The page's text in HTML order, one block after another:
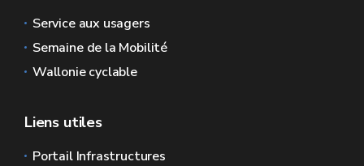
Service aux usagers
Semaine de la Mobilité
Wallonie cyclable
Liens utiles
Portail Infrastructures